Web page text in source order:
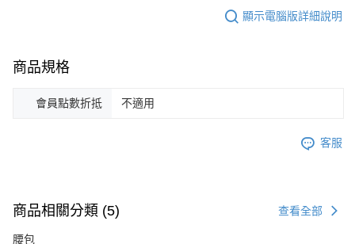
顯示電腦版詳細說明
商品規格
會員點數折抵 不適用
客服
商品相關分類 (5) 查看全部
腰包